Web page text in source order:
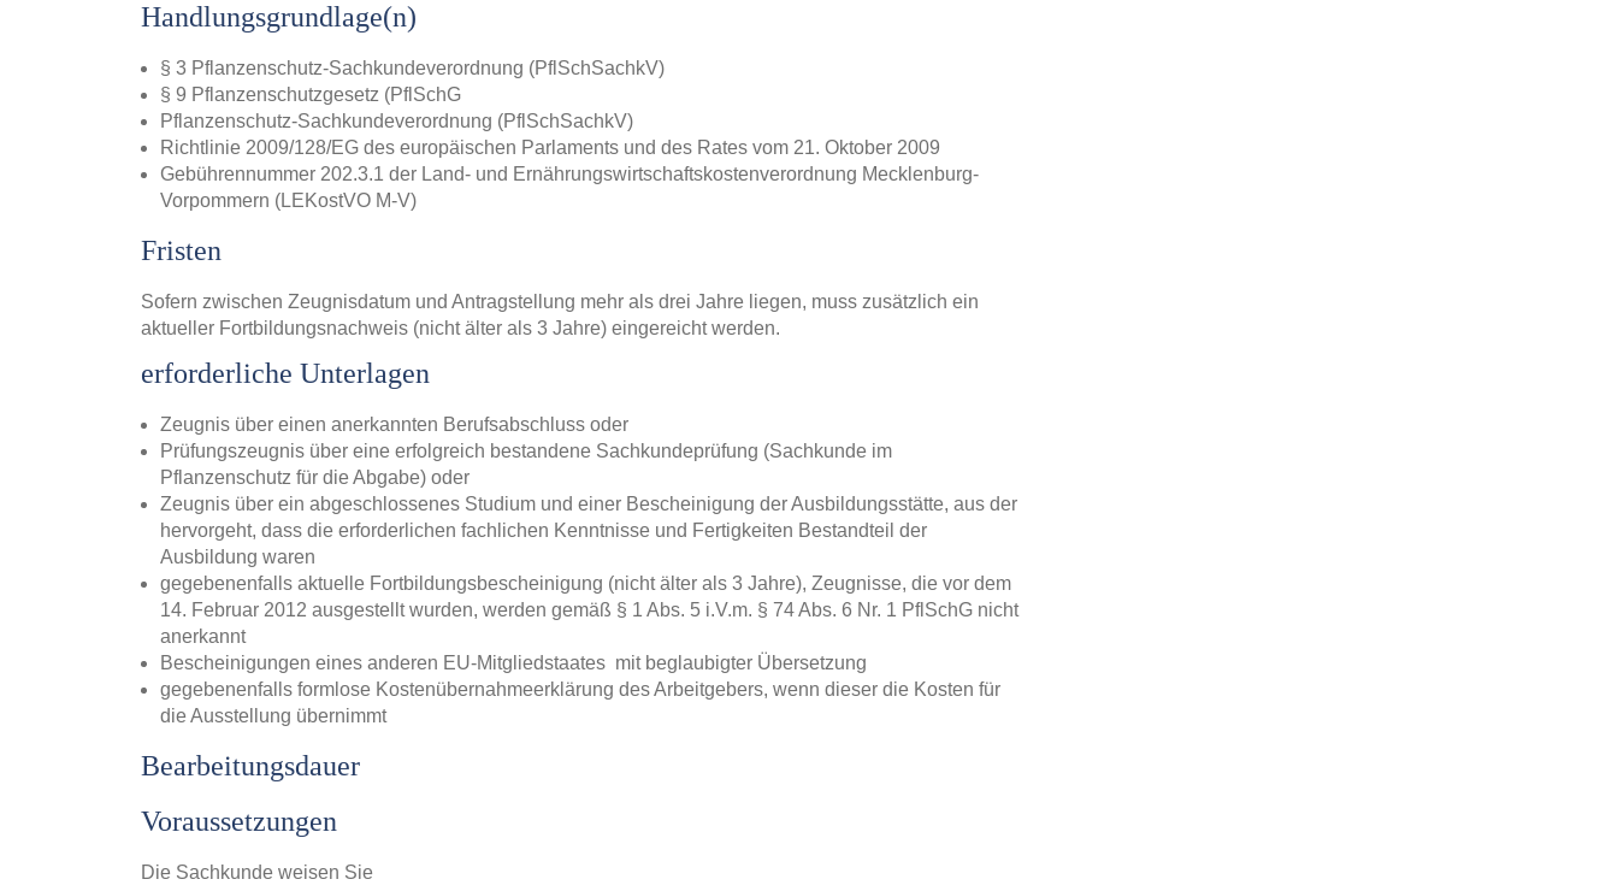
Handlungsgrundlage(n)
§ 3 Pflanzenschutz-Sachkundeverordnung (PflSchSachkV)
§ 9 Pflanzenschutzgesetz (PflSchG
Pflanzenschutz-Sachkundeverordnung (PflSchSachkV)
Richtlinie 2009/128/EG des europäischen Parlaments und des Rates vom 21. Oktober 2009
Gebührennummer 202.3.1 der Land- und Ernährungswirtschaftskostenverordnung Mecklenburg-
Vorpommern (LEKostVO M-V)
Fristen
Sofern zwischen Zeugnisdatum und Antragstellung mehr als drei Jahre liegen, muss zusätzlich ein
aktueller Fortbildungsnachweis (nicht älter als 3 Jahre) eingereicht werden.
erforderliche Unterlagen
Zeugnis über einen anerkannten Berufsabschluss oder
Prüfungszeugnis über eine erfolgreich bestandene Sachkundeprüfung (Sachkunde im
Pflanzenschutz für die Abgabe) oder
Zeugnis über ein abgeschlossenes Studium und einer Bescheinigung der Ausbildungsstätte, aus der
hervorgeht, dass die erforderlichen fachlichen Kenntnisse und Fertigkeiten Bestandteil der
Ausbildung waren
gegebenenfalls aktuelle Fortbildungsbescheinigung (nicht älter als 3 Jahre), Zeugnisse, die vor dem
14. Februar 2012 ausgestellt wurden, werden gemäß § 1 Abs. 5 i.V.m. § 74 Abs. 6 Nr. 1 PflSchG nicht
anerkannt
Bescheinigungen eines anderen EU-Mitgliedstaates mit beglaubigter Übersetzung
gegebenenfalls formlose Kostenübernahmeerklärung des Arbeitgebers, wenn dieser die Kosten für
die Ausstellung übernimmt
Bearbeitungsdauer
Voraussetzungen
Die Sachkunde weisen Sie